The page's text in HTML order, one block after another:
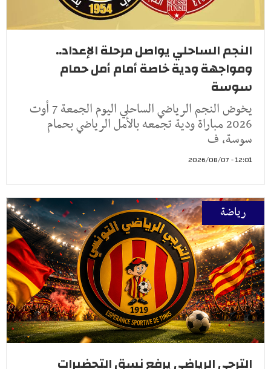
النجم الساحلي يواصل مرحلة الإعداد..
ومواجهة ودية خاصة أمام أمل حمام
سوسة
يخوض النجم الرياضي الساحلي اليوم الجمعة 7 أوت
2026 مباراة ودية تجمعه بالأمل الرياضي بحمام
سوسة، ف
12:01 - 2026/08/07
رياضة
الترجي الرياضي يرفع نسق التحضيرات